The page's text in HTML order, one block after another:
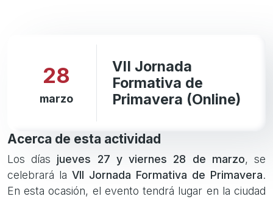
28
marzo
VII Jornada
Formativa de
Primavera (Online)
Acerca de esta actividad
Los días jueves 27 y viernes 28 de marzo, se
celebrará la VII Jornada Formativa de Primavera.
En esta ocasión, el evento tendrá lugar en la ciudad